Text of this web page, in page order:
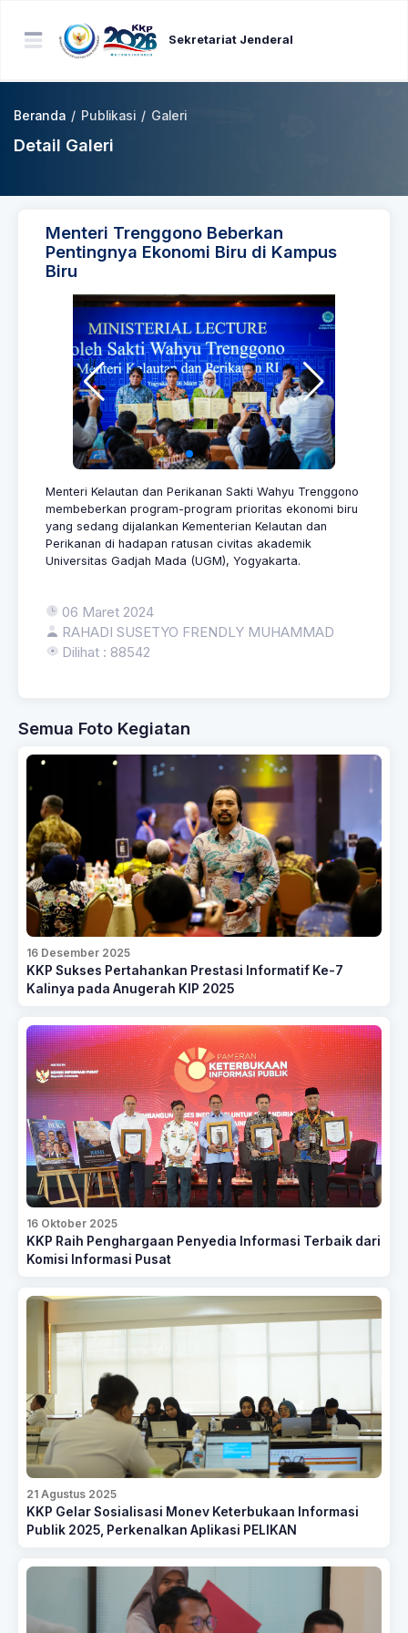
Sekretariat Jenderal
Beranda / Publikasi / Galeri
Detail Galeri
Menteri Trenggono Beberkan
Pentingnya Ekonomi Biru di Kampus
Biru
Menteri Kelautan dan Perikanan Sakti Wahyu Trenggono
membeberkan program-program prioritas ekonomi biru
yang sedang dijalankan Kementerian Kelautan dan
Perikanan di hadapan ratusan civitas akademik
Universitas Gadjah Mada (UGM), Yogyakarta.
06 Maret 2024
RAHADI SUSETYO FRENDLY MUHAMMAD
Dilihat : 88542
Semua Foto Kegiatan
16 Desember 2025
KKP Sukses Pertahankan Prestasi Informatif Ke-7
Kalinya pada Anugerah KIP 2025
16 Oktober 2025
KKP Raih Penghargaan Penyedia Informasi Terbaik dari
Komisi Informasi Pusat
21 Agustus 2025
KKP Gelar Sosialisasi Monev Keterbukaan Informasi
Publik 2025, Perkenalkan Aplikasi PELIKAN